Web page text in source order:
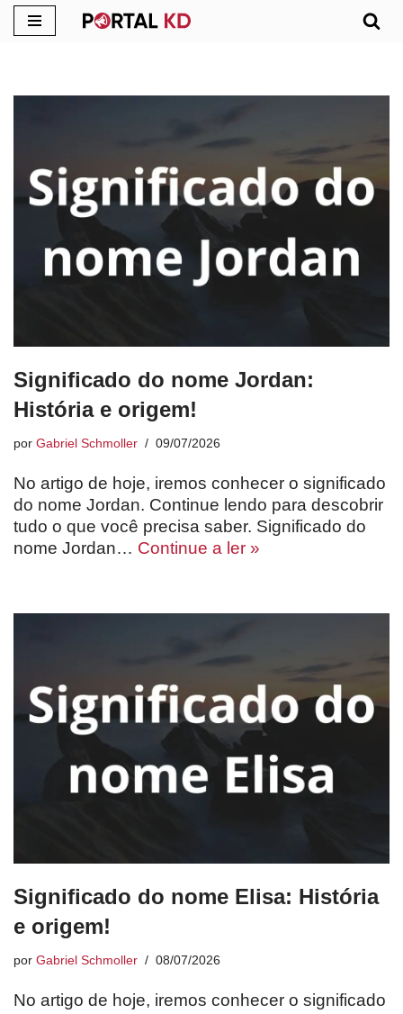
Significado do nome Jordan:
História e origem!
por Gabriel Schmoller 09/07/2026
No artigo de hoje, iremos conhecer o significado
do nome Jordan. Continue lendo para descobrir
tudo o que você precisa saber. Significado do
nome Jordan… Continue a ler »
Significado do nome Elisa: História
e origem!
por Gabriel Schmoller 08/07/2026
No artigo de hoje, iremos conhecer o significado